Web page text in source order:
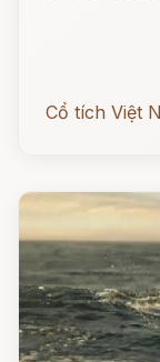
Cổ tích Việt